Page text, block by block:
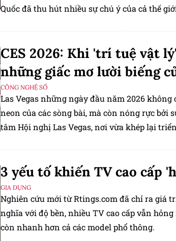
Quốc đã thu hút nhiều sự chú ý của cả thế
CES 2026: Khi 'trí tuệ vật
những giấc mơ lười biếng
CÔNG NGHỆ SỐ
Las Vegas những ngày đầu năm 2026 không
neon của các sòng bài, mà còn nóng rực bởi
tâm Hội nghị Las Vegas, nơi vừa khép lại
3 yếu tố khiến TV cao cấp
GIA DỤNG
Nghiên cứu mới từ Rtings.com đã chỉ ra giá
nghĩa với độ bền, nhiều TV cao cấp vẫn
còn nhanh hơn cả các model phổ thông.